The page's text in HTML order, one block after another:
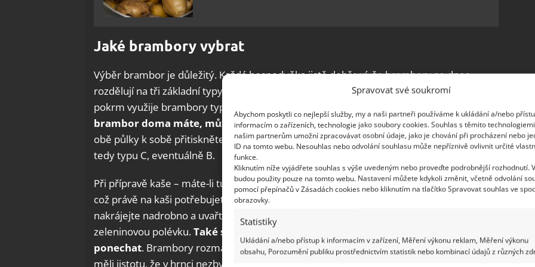
Spravovat své soukromí
Abychom poskytli co nejlepší služby, my a naši partneři používáme k ukládání a/nebo
informacím o zařízeních, technologie jako soubory cookies. Souhlas s těmito
našim partnerům umožní zpracovávat osobní údaje, jako je chování při procházení nebo
ID na tomto webu. Nesouhlas nebo odvolání souhlasu může nepříznivě ovlivnit určité
funkce.
Kliknutím níže vyjádřete souhlas s výše uvedeným nebo proveďte podrobnější rozhodnutí.
budou použity pouze na tomto webu. Nastavení můžete kdykoli změnit, včetně odvolání
pomocí přepínačů v Zásadách cookies nebo kliknutím na tlačítko Spravovat souhlas ve
obrazovky.
Statistiky
Ukládání a/nebo přístup k informacím v zařízení, Měření výkonu reklam, Měření výkonu
obsahu, Porozumění publiku prostřednictvím statistik nebo kombinací údajů z různých
Jaké brambory vybrat
Výběr brambor je důležitý. Každá hospodyňka jistě dobře ví, že brambory se dnes
rozdělují na tři základní typy: A, B, C. Nikdo nic nezkazí, když na jakýkoliv bramborový
pokrm využije brambory typu B, tedy středně škrobnaté.
brambor doma máte, můžete provést malý test:bramboru překrojte na polovinu a
obě půlky k sobě přitiskněte. Pokud se k sobě přilepí, jedná se o brambory moučnaté,
tedy typu C, eventuálně B.
Při přípravě kaše – máte-li tu možnost – vyberte tedy typ C. Ten je nejvíce moučnatý,
což právě na kaši potřebujete, píše se na webu Pysnozci. Brambory oloupejte,
nakrájejte nadrobno a uvařte v osolené vodě. Vodu z brambor využijte třeba na
zeleninovou polévku.Také si můžete malé množství tohoto vývaru v bramborách
ponechat. Brambory rozmačkejte pomocí šťouchadla, a to nejprve nasucho, abyste
měli jistotu, že v hrnci nezbyly žádné kousky a kaše bude tvořit jednolitou hmotu.